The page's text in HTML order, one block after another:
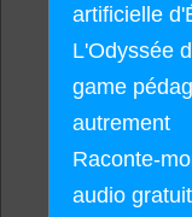
artificielle
L'Odyssée
game
autrement
Raconte-
audio